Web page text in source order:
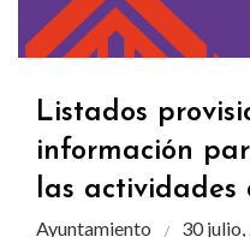
Listados
información
las actividades
Ayuntamiento 30